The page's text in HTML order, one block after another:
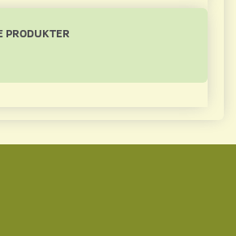
PRODUKTER